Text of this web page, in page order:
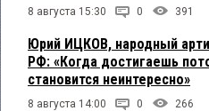
8 августа 15:30 0 391
Юрий ИЦКОВ, народный
РФ: «Когда достигаешь
становится неинтересно»
8 августа 14:00 0 266